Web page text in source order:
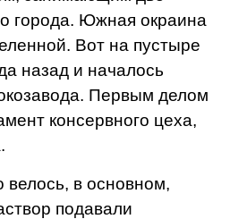
города. Южная окраина
Вот на пустыре
назад и началось
Первым делом
консервного цеха,
в основном,
подавали